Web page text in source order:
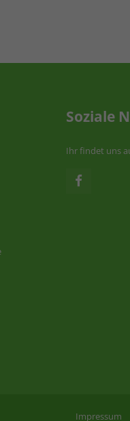
Soziale
Ihr findet uns
Impressum